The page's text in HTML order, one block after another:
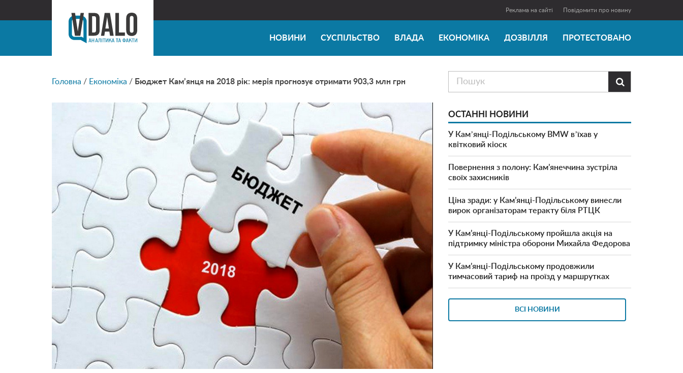
Реклама на сайті Повідомити про новину
НОВИНИ СУСПІЛЬСТВО ВЛАДА ЕКОНОМІКА ДОЗВІЛЛЯ ПРОТЕСТОВАНО
Головна / Економіка / Бюджет Кам’янця на 2018 рік: мерія прогнозує отримати 903,3 млн грн 
ОСТАННІ НОВИНИ
У Камʼянці-Подільському BMW вʼїхав у
квітковий кіоск
Повернення з полону: Кам’янеччина зустріла
своїх захисників
Ціна зради: у Кам’янці-Подільському винесли
вирок організаторам теракту біля РТЦК
У Кам’янці-Подільському пройшла акція на
підтримку міністра оборони Михайла Федорова
У Кам’янці-Подільському продовжили
тимчасовий тариф на проїзд у маршрутках
ВСІ НОВИНИ